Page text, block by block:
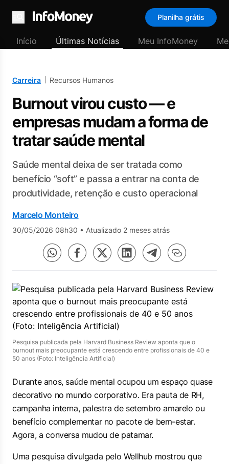
Menu
Planilha grátis
Início Últimas Notícias Meu InfoMoney
Carreira Recursos Humanos
Burnout virou custo — e
empresas mudam a forma de
tratar saúde mental
Saúde mental deixa de ser tratada como
benefício “soft” e passa a entrar na conta de
produtividade, retenção e custo operacional
Marcelo Monteiro
30/05/2026 08h30 • Atualizado 2 meses atrás
Pesquisa publicada pela Harvard Business Review aponta que o
burnout mais preocupante está crescendo entre profissionais de 40 e
50 anos (Foto: Inteligência Artificial)
Durante anos, saúde mental ocupou um espaço quase
decorativo no mundo corporativo. Era pauta de RH,
campanha interna, palestra de setembro amarelo ou
benefício complementar no pacote de bem-estar.
Agora, a conversa mudou de patamar.
Uma pesquisa divulgada pelo Wellhub mostrou que